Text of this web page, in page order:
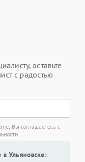
оставьте
с радостью
Вы соглашаетесь с
в Ульяновске: